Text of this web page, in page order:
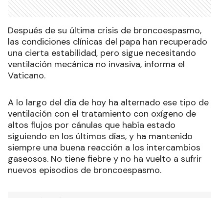
Después de su última crisis de broncoespasmo,
las condiciones clínicas del papa han recuperado
una cierta estabilidad, pero sigue necesitando
ventilación mecánica no invasiva, informa el
Vaticano.
A lo largo del día de hoy ha alternado ese tipo de
ventilación con el tratamiento con oxígeno de
altos flujos por cánulas que había estado
siguiendo en los últimos días, y ha mantenido
siempre una buena reacción a los intercambios
gaseosos. No tiene fiebre y no ha vuelto a sufrir
nuevos episodios de broncoespasmo.